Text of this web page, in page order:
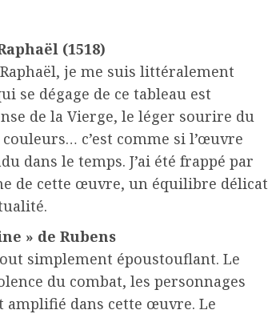
(1518)
je me suis littéralement
se dégage de ce tableau est
de la Vierge, le léger sourire du
c’est comme si l’œuvre
dans le temps. J’ai été frappé par
de cette œuvre, un équilibre délicat
» de Rubens
simplement époustouflant. Le
du combat, les personnages
amplifié dans cette œuvre. Le